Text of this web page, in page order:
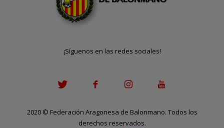
¡Síguenos en las redes sociales!
2020 © Federación Aragonesa de Balonmano. Todos los
derechos reservados.